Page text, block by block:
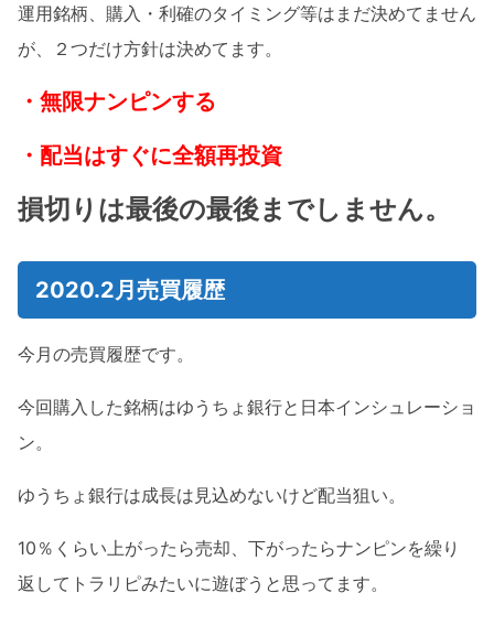
運用銘柄、購入・利確のタイミング等はまだ決めてません
が、２つだけ方針は決めてます。
・無限ナンピンする
・配当はすぐに全額再投資
損切りは最後の最後までしません。
2020.2月売買履歴
今月の売買履歴です。
今回購入した銘柄はゆうちょ銀行と日本インシュレーショ
ン。
ゆうちょ銀行は成長は見込めないけど配当狙い。
10％くらい上がったら売却、下がったらナンピンを繰り
返してトラリピみたいに遊ぼうと思ってます。